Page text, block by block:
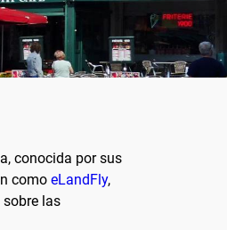
conocida por sus
como eLandFly,
las